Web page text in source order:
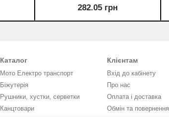
282.05 грн
Каталог
Мото Електро транспорт
Біжутерія
Рушники, хустки, серветки
Канцтовари
Клієнтам
Вхід до кабінету
Про нас
Оплата і доставка
Обмін та повернення